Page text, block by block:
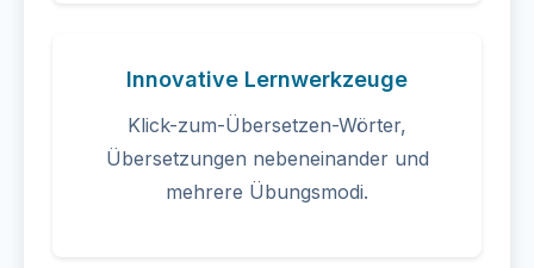
Innovative Lernwerkzeuge
Klick-zum-Übersetzen-Wörter,
Übersetzungen nebeneinander und
mehrere Übungsmodi.